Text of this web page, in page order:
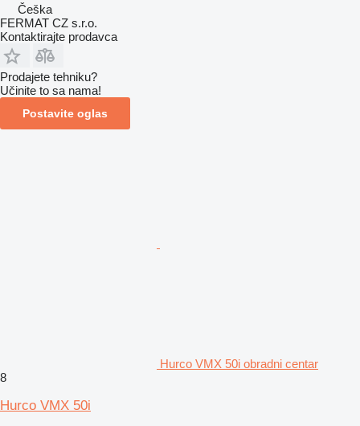
Češka
FERMAT CZ s.r.o.
Kontaktirajte prodavca
Prodajete tehniku?
Učinite to sa nama!
Postavite oglas
Hurco VMX 50i obradni centar
8
Hurco VMX 50i